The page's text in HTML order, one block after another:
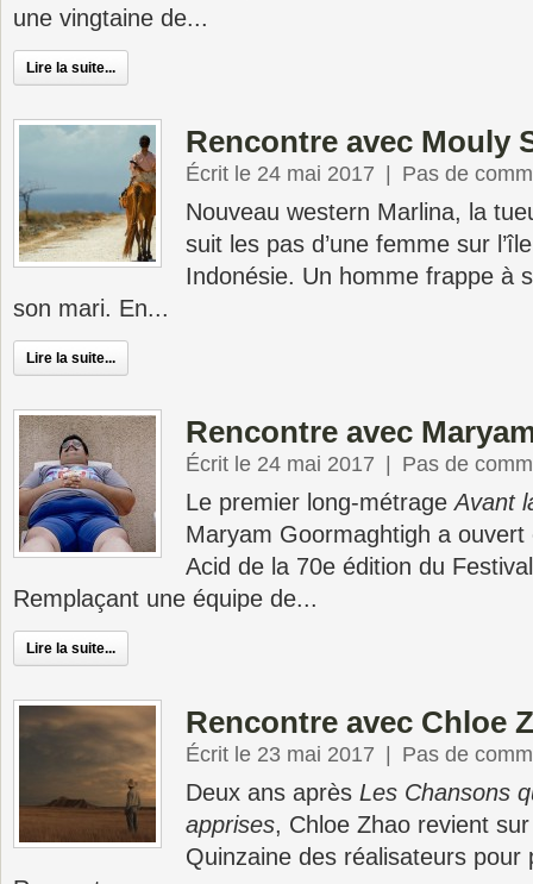
une vingtaine de...
Lire la suite...
Rencontre avec Mouly
Écrit le 24 mai 2017 Pas de
Nouveau western Marlina, la
suit les pas d’une femme sur
Indonésie. Un homme frappe à
son mari. En...
Lire la suite...
Rencontre avec
Écrit le 24 mai 2017 Pas de
Le premier long-métrageAvant
Maryam Goormaghtigh a
Acid de la 70e édition du
Remplaçant une équipe de...
Lire la suite...
Rencontre avec Chloe
Écrit le 23 mai 2017 Pas de
Deux ans après Les Chansons
apprises, Chloe Zhao revient
Quinzaine des réalisateurs